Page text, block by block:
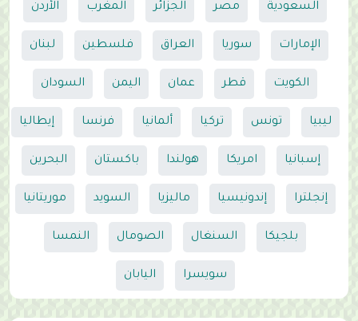
السعودية مصر الجزائر المغرب الأردن
الإمارات سوريا العراق فلسطين لبنان
الكويت قطر عمان اليمن السودان
ليبيا تونس تركيا ألمانيا فرنسا إيطاليا
إسبانيا امريكا هولندا باكستان البحرين
إنجلترا إندونيسيا ماليزيا السويد موريتانيا
بلجيكا السنغال الصومال النمسا
سويسرا اليابان